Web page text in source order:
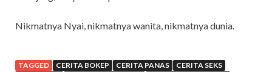
Nikmatnya Nyai, nikmatnya wanita, nikmatnya dunia.
TAGGED CERITA BOKEP CERITA PANAS
CERITA SEKS